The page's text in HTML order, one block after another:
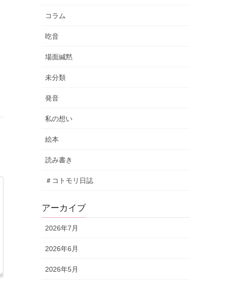
コラム
吃音
場面緘黙
未分類
発音
私の想い
絵本
読み書き
＃コトモリ日誌
アーカイブ
2026年7月
2026年6月
2026年5月